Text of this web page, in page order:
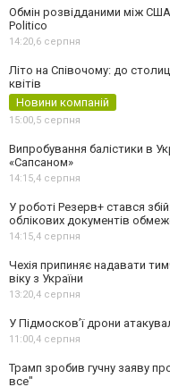
Обмін розвідданими між
Politico
14:20,6 серпня
Літо на Співочому: до
квітів
Новини компаній
15:00,5 серпня
Випробування балістики в
«Сапсаном»
14:15,4 серпня
У роботі Резерв+ стався
облікових документів
14:15,4 серпня
Чехія припиняє надавати
віку з України
13:20,4 серпня
У Підмосков’ї дрони
11:00,4 серпня
Трамп зробив гучну заяву
все"